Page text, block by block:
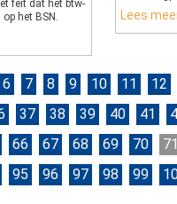
feit dat het btw-
het BSN.
Lees
6 7 8 9 10 11 12
37 38 39 40 41
66 67 68 69 70 71
95 96 97 98 99